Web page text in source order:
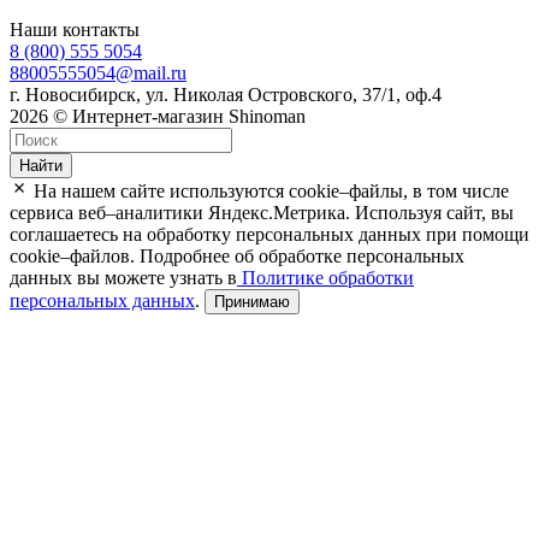
Наши контакты
8 (800) 555 5054
88005555054@mail.ru
г. Новосибирск, ул. Николая Островского, 37/1, оф.4
2026 © Интернет-магазин Shinoman
Найти
На нашем сайте используются cookie–файлы, в том числе
сервиса веб–аналитики Яндекс.Метрика. Используя сайт, вы
соглашаетесь на обработку персональных данных при помощи
cookie–файлов. Подробнее об обработке персональных
данных вы можете узнать в Политике обработки
персональных данных. Принимаю